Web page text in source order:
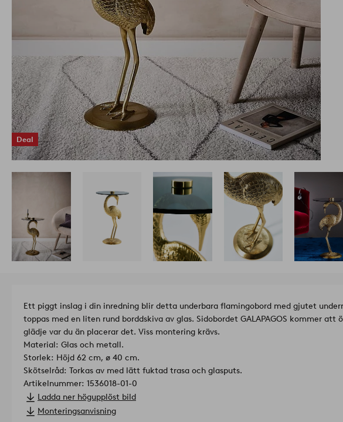
Deal
Ett piggt inslag i din inredning blir detta underbara flamingobord med gjutet
toppas med en liten rund borddskiva av glas. Sidobordet GALAPAGOS kommer att
glädje var du än placerar det. Viss montering krävs.
Material: Glas och metall.
Storlek: Höjd 62 cm, ø 40 cm.
Skötselråd: Torkas av med lätt fuktad trasa och glasputs.
Artikelnummer: 1536018-01-0
Ladda ner högupplöst bild
Monteringsanvisning